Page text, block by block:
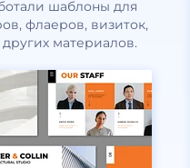
шаблоны для
флаеров, визиток,
материалов.